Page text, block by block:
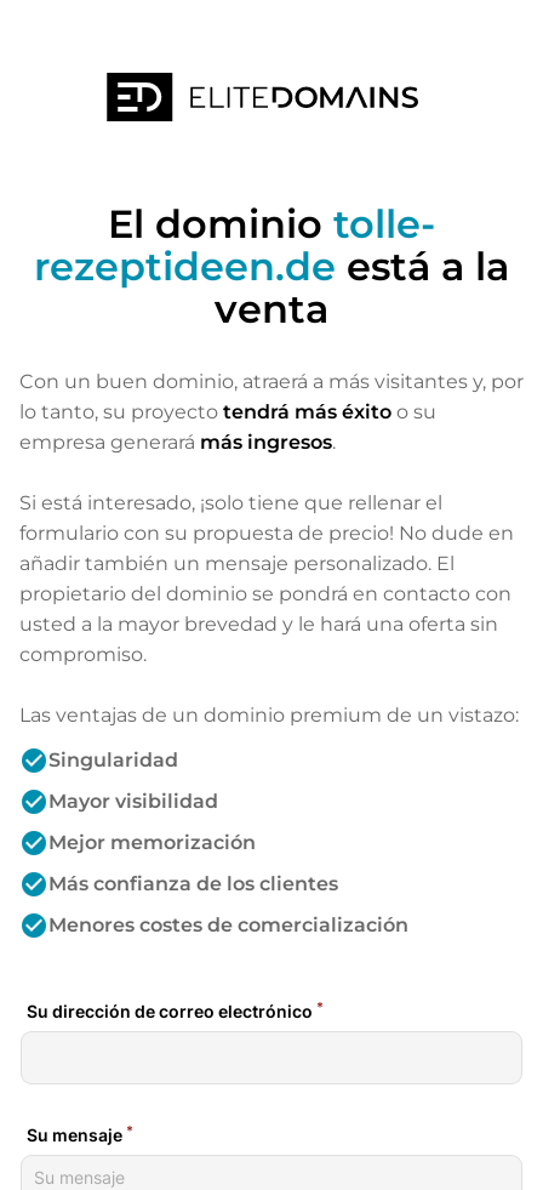
El dominio tolle-
rezeptideen.de está a la
venta
Con un buen dominio, atraerá a más visitantes y, por
lo tanto, su proyecto tendrá más éxito o su
empresa generará más ingresos.
Si está interesado, ¡solo tiene que rellenar el
formulario con su propuesta de precio! No dude en
añadir también un mensaje personalizado. El
propietario del dominio se pondrá en contacto con
usted a la mayor brevedad y le hará una oferta sin
compromiso.
Las ventajas de un dominio premium de un vistazo:
check_circleSingularidad
check_circleMayor visibilidad
check_circleMejor memorización
check_circleMás confianza de los clientes
check_circleMenores costes de comercialización